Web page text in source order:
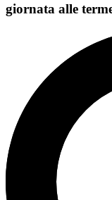
giornata alle